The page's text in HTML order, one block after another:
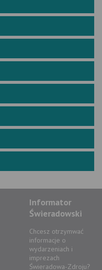
Informator
Świeradowski
Chcesz otrzymwać
informacje o
wydarzeniach i
imprezach
Świeradowa-Zdroju?